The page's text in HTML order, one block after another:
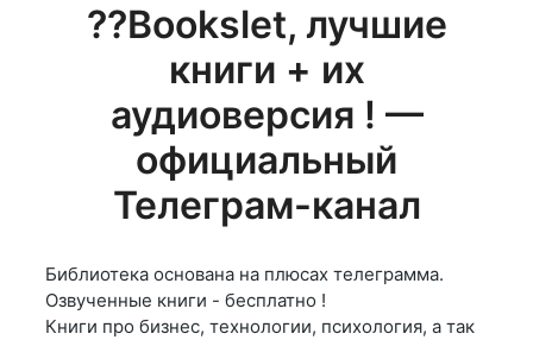
??Bookslet, лучшие
книги + их
аудиоверсия ! —
официальный
Телеграм-канал
Библиотека основана на плюсах телеграмма.
Озвученные книги - бесплатно !
Книги про бизнес, технологии, психология, а так